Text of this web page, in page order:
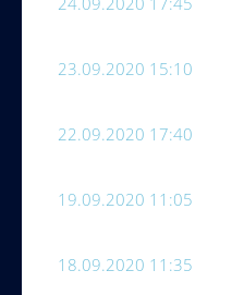
23.09.2020 15:10
22.09.2020 17:40
19.09.2020 11:05
18.09.2020 11:35